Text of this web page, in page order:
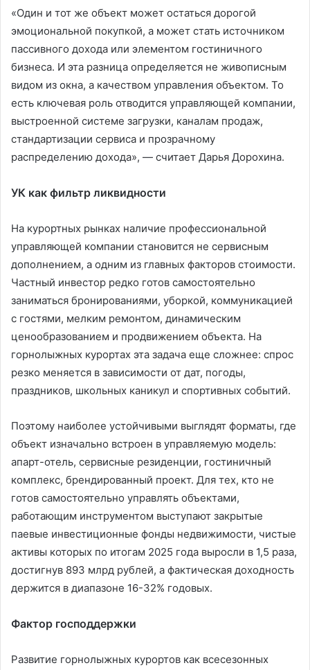
«Один и тот же объект может остаться дорогой
эмоциональной покупкой, а может стать источником
пассивного дохода или элементом гостиничного
бизнеса. И эта разница определяется не живописным
видом из окна, а качеством управления объектом. То
есть ключевая роль отводится управляющей компании,
выстроенной системе загрузки, каналам продаж,
стандартизации сервиса и прозрачному
распределению дохода», — считает Дарья Дорохина.
УК как фильтр ликвидности
На курортных рынках наличие профессиональной
управляющей компании становится не сервисным
дополнением, а одним из главных факторов стоимости.
Частный инвестор редко готов самостоятельно
заниматься бронированиями, уборкой, коммуникацией
с гостями, мелким ремонтом, динамическим
ценообразованием и продвижением объекта. На
горнолыжных курортах эта задача еще сложнее: спрос
резко меняется в зависимости от дат, погоды,
праздников, школьных каникул и спортивных событий.
Поэтому наиболее устойчивыми выглядят форматы, где
объект изначально встроен в управляемую модель:
апарт-отель, сервисные резиденции, гостиничный
комплекс, брендированный проект. Для тех, кто не
готов самостоятельно управлять объектами,
работающим инструментом выступают закрытые
паевые инвестиционные фонды недвижимости, чистые
активы которых по итогам 2025 года выросли в 1,5 раза,
достигнув 893 млрд рублей, а фактическая доходность
держится в диапазоне 16-32% годовых.
Фактор господдержки
Развитие горнолыжных курортов как всесезонных